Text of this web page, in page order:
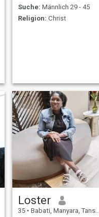
Suche: Männlich 29 - 45
Religion: Christ
Loster
35 • Babati, Manyara, Tansania